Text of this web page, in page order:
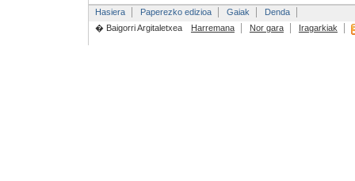
Hasiera Paperezko edizioa Gaiak
Denda
� Baigorri Argitaletxea
Harremana Nor gara Iragarkiak